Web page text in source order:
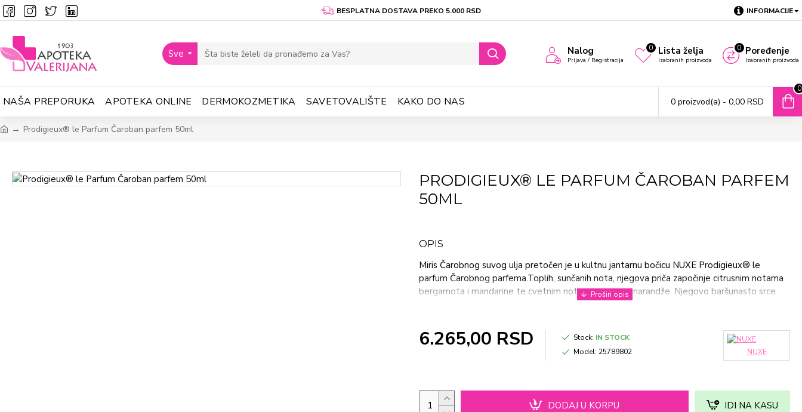
BESPLATNA DOSTAVA PREKO 5.000 RSD INFORMACIJE
Sve Nalog
Prijava / Registracija
Lista želja
Izabranih proizvoda
0 Poređenje
Izabranih proizvoda
0
NAŠA PREPORUKA APOTEKA ONLINE DERMOKOZMETIKA SAVETOVALIŠTE KAKO DO NAS 0 proizvod(a) - 0,00 RSD
0
Prodigieux® le Parfum Čaroban parfem 50ml
PRODIGIEUX® LE PARFUM ČAROBAN PARFEM
50ML
OPIS
Miris Čarobnog suvog ulja pretočen je u kultnu jantarnu bočicu NUXE Prodigieux® le
parfum Čarobnog parfema.Toplih, sunčanih nota, njegova priča započinje citrusnim notama
bergamota i mandarine te cvetnim notama cvetova narandže. Njegovo baršunasto srce
trenutke i uvek kada želimo da probudimo svoju uspavanu ženstvenost. 1
6.265,00 RSD Stock: IN STOCK
Model: 25789802 NUXE
DODAJ U KORPU IDI NA KASU